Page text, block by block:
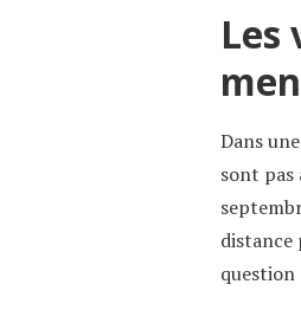
Les
Dans
sont pas
distance
question